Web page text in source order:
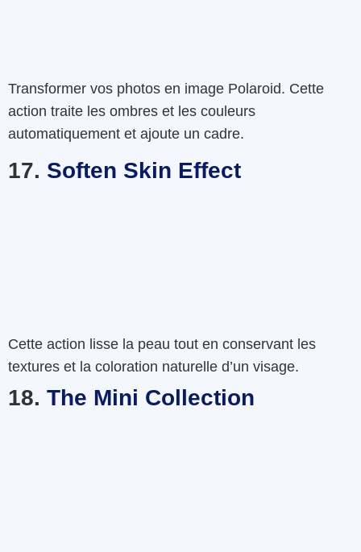
Transformer vos photos en image Polaroid. Cette
action traite les ombres et les couleurs
automatiquement et ajoute un cadre.
17. Soften Skin Effect
Cette action lisse la peau tout en conservant les
textures et la coloration naturelle d’un visage.
18. The Mini Collection